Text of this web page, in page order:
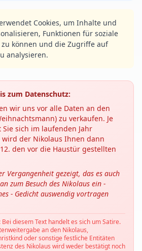
Cookies, um Inhalte und
Funktionen für soziale
können und die Zugriffe auf
analysieren.
zum Datenschutz:
wir uns vor alle Daten an den
zu verkaufen. Je
sich im laufenden Jahr
der Nikolaus Ihnen dann
den vor die Haustür gestellten
Vergangenheit gezeigt, das es auch
zum Besuch des Nikolaus ein -
- Gedicht auswendig vortragen
Bei diesem Text handelt es sich um Satire.
an den Nikolaus,
oder sonstige festliche Entitäten
des Nikolaus wird weder bestätigt noch